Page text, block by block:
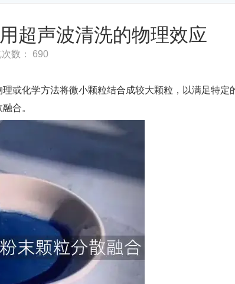
超声波清洗的物理效应
数： 690
或化学方法将微小颗粒结合成较大颗粒，以满足特定
合。